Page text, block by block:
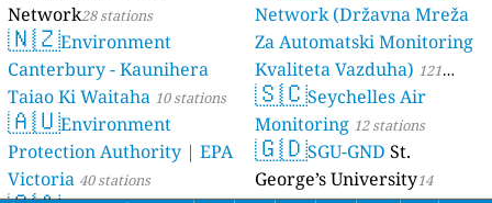
Network28 stations
🇳🇿Environment
Canterbury - Kaunihera
Taiao Ki Waitaha 10 stations
🇦🇺Environment
Protection Authority | EPA
Victoria 40 stations
Network (Državna Mreža
Za Automatski Monitoring
Kvaliteta Vazduha) 121
stations
🇸🇨Seychelles Air
Monitoring 12 stations
🇬🇩SGU-GND St.
George’s University14